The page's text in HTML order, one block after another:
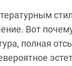
Вот
полная